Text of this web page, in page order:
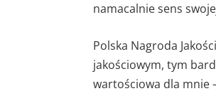
namacalnie sens
Polska Nagroda
jakościowym, tym
wartościowa dla mnie